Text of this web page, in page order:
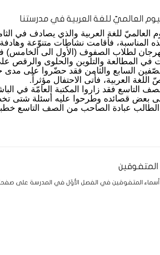
العالميّ للغة العربية في مدرستنا
العالميّ للغة العربية والذي يصادف
المناسبة، فأقامت نشاطات متنوّعة
لطلاب الصفوف (الأول الى الخامس)
في المطالعة والتلوين والحلوى والرقص على
السابع والثامن فقد حضّروا على مدى
العربية، فأتى الاحتفال مؤثراً.
التاسع فقد زاروا المكتبة العامّة في
بعض قصائده وطرحوا عليه أسئلة شتى
عبادة الصاحب من الصف التاسع
المتفوقين
أسماء المتفوقين في الفصل الأوّل في المدرسة على